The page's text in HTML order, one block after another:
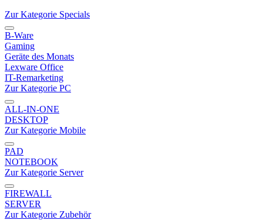
Zur Kategorie Specials
B-Ware
Gaming
Geräte des Monats
Lexware Office
IT-Remarketing
Zur Kategorie PC
ALL-IN-ONE
DESKTOP
Zur Kategorie Mobile
PAD
NOTEBOOK
Zur Kategorie Server
FIREWALL
SERVER
Zur Kategorie Zubehör